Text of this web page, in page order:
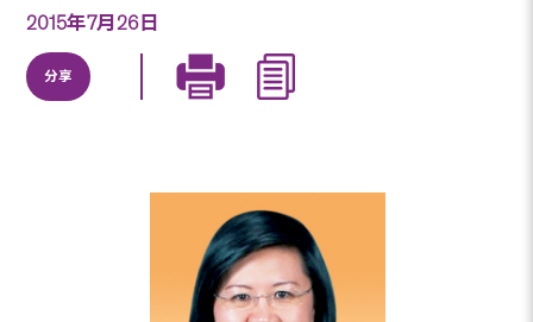
2015年7月26日
分享